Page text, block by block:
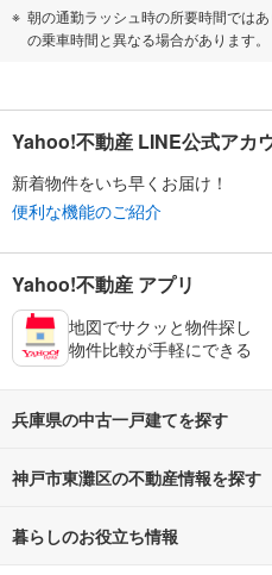
朝の通勤ラッシュ時の所要時間では
の乗車時間と異なる場合があります。
Yahoo!不動産 LINE公式アカ
新着物件をいち早くお届け！
便利な機能のご紹介
Yahoo!不動産 アプリ
地図でサクッと物件探し
物件比較が手軽にできる
兵庫県の中古一戸建てを探す
路線・駅から探す
通勤・通学時間から探す
神戸市東灘区の不動産情報を探す
不動産・住宅
暮らしのお役立ち情報